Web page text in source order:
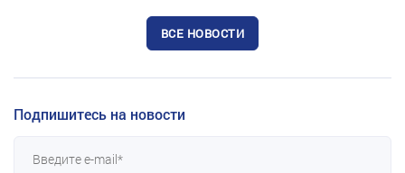
ВСЕ НОВОСТИ
Подпишитесь на новости